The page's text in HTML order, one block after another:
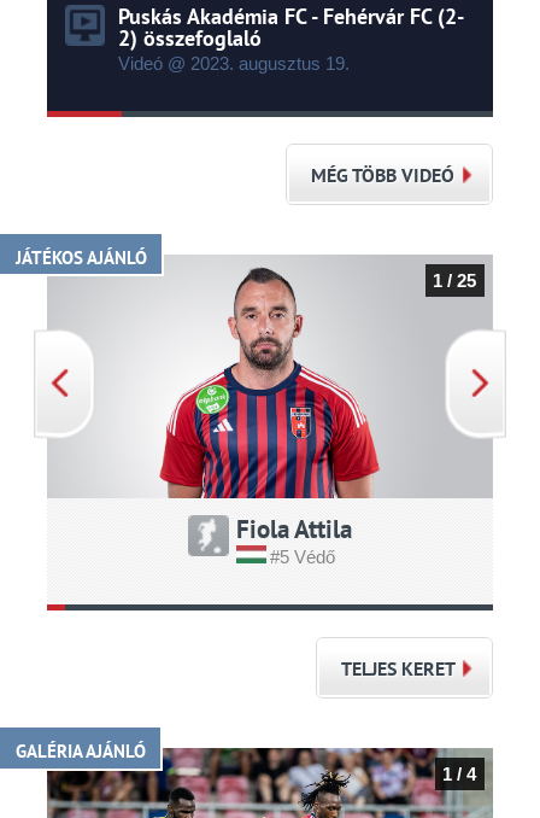
Puskás Akadémia FC - Fehérvár FC (2-
2) összefoglaló
Videó @ 2023. augusztus 19.
MÉG TÖBB VIDEÓ
JÁTÉKOS AJÁNLÓ
Fiola Attila
#5 Védő
1 / 25
TELJES KERET
GALÉRIA AJÁNLÓ
1 / 4